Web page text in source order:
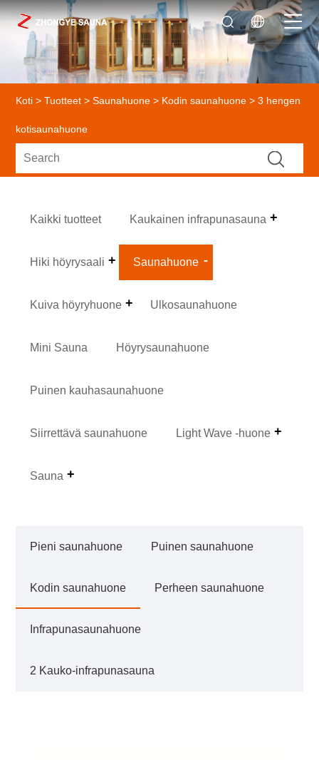
Koti > Tuotteet >Saunahuone > Kodin saunahuone > 3 hengen
kotisaunahuone
Kaikki tuotteet Kaukainen infrapunasauna
Hiki höyrysaali Saunahuone
Kuiva höyryhuone Ulkosaunahuone
Mini Sauna Höyrysaunahuone
Puinen kauhasaunahuone
Siirrettävä saunahuone Light Wave -huone
Sauna
Pieni saunahuone Puinen saunahuone
Kodin saunahuone Perheen saunahuone
Infrapunasaunahuone
2 Kauko-infrapunasauna